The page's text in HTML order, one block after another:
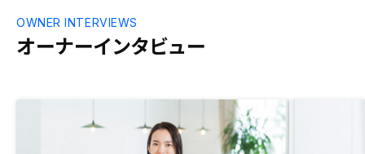
オーナーインタビュー
OWNER INTERVIEWS